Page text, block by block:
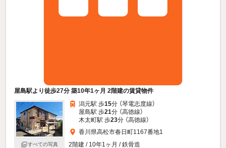
屋島駅より徒歩27分 築10年1ヶ月 2階建の賃貸物件
すべての写真
潟元駅 歩15分 （琴電志度線）
屋島駅 歩21分 （高徳線）
木太町駅 歩23分 （高徳線）
香川県高松市春日町1167番地1
2階建 / 10年1ヶ月 / 鉄骨造